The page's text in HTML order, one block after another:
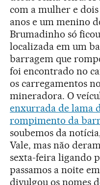
com a mulher e
anos e um menino
Brumadinho só
localizada em um
barragem que
foi encontrado no
os carregamentos
mineradora. O
enxurrada de lama
rompimento da
soubemos da
Vale, mas não
sexta-feira ligando
passamos a noite
divulgou os nomes